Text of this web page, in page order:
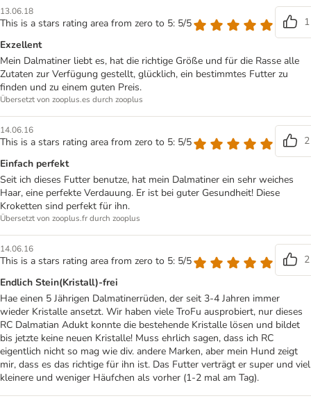
13.06.18
This is a stars rating area from zero to 5: 5/5
1
Exzellent
Mein Dalmatiner liebt es, hat die richtige Größe und für die Rasse alle
Zutaten zur Verfügung gestellt, glücklich, ein bestimmtes Futter zu
finden und zu einem guten Preis.
Übersetzt von zooplus.es durch zooplus
14.06.16
This is a stars rating area from zero to 5: 5/5
2
Einfach perfekt
Seit ich dieses Futter benutze, hat mein Dalmatiner ein sehr weiches
Haar, eine perfekte Verdauung. Er ist bei guter Gesundheit! Diese
Kroketten sind perfekt für ihn.
Übersetzt von zooplus.fr durch zooplus
14.06.16
This is a stars rating area from zero to 5: 5/5
2
Endlich Stein(Kristall)-frei
Hae einen 5 Jährigen Dalmatinerrüden, der seit 3-4 Jahren immer
wieder Kristalle ansetzt. Wir haben viele TroFu ausprobiert, nur dieses
RC Dalmatian Adukt konnte die bestehende Kristalle lösen und bildet
bis jetzte keine neuen Kristalle! Muss ehrlich sagen, dass ich RC
eigentlich nicht so mag wie div. andere Marken, aber mein Hund zeigt
mir, dass es das richtige für ihn ist. Das Futter verträgt er super und viel
kleinere und weniger Häufchen als vorher (1-2 mal am Tag).